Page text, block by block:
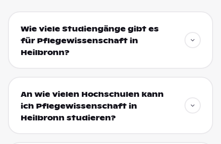
Wie viele Studiengänge gibt es
für Pflegewissenschaft in
Heilbronn?
An wie vielen Hochschulen kann
ich Pflegewissenschaft in
Heilbronn studieren?